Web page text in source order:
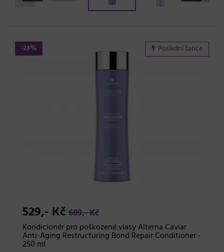
-23% Poslední šance
529,- Kč 689,- Kč
Kondicionér pro poškozené vlasy Alterna Caviar
Anti-Aging Restructuring Bond Repair Conditioner -
250 ml